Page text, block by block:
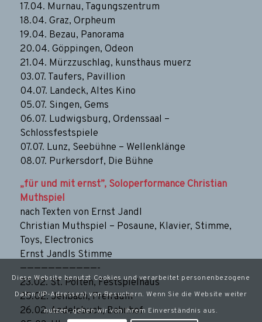
17.04. Murnau, Tagungszentrum
18.04. Graz, Orpheum
19.04. Bezau, Panorama
20.04. Göppingen, Odeon
21.04. Mürzzuschlag, kunsthaus muerz
03.07. Taufers, Pavillion
04.07. Landeck, Altes Kino
05.07. Singen, Gems
06.07. Ludwigsburg, Ordenssaal –
Schlossfestspiele
07.07. Lunz, Seebühne – Wellenklänge
08.07. Purkersdorf, Die Bühne
„für und mit ernst”, Soloperformance Christian
Muthspiel
nach Texten von Ernst Jandl
Christian Muthspiel – Posaune, Klavier, Stimme,
Toys, Electronics
Ernst Jandls Stimme
———————————-
23.02. St. Pölten, Festspielhaus
25.02. Jenbach, Freiraum
26.02. Andelsbuch, Bahnhof
Diese Website benutzt Cookies und verarbeitet personenbezogene
Daten (IP-Adressen) von Besuchern. Wenn Sie die Website weiter
nutzen, gehen wir von Ihrem Einverständnis aus.